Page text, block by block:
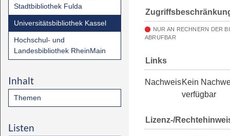
Stadtbibliothek Fulda
Universitätsbibliothek Kassel
Hochschul- und
Landesbibliothek RheinMain
Inhalt
Themen
Listen
NUR AN RECHNERN DER
ABRUFBAR
Links
NachweisKein
verfügbar
Lizenz-/